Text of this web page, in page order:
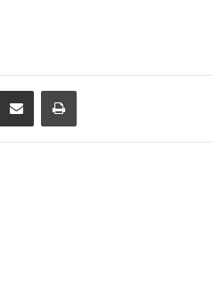
Compartilhar via e-mail Imprimir